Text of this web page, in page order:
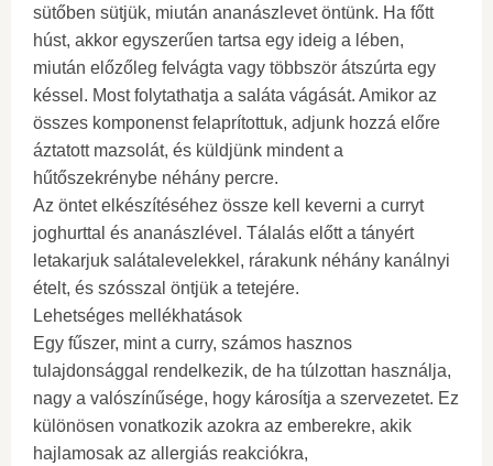
sütőben sütjük, miután ananászlevet öntünk. Ha főtt
húst, akkor egyszerűen tartsa egy ideig a lében,
miután előzőleg felvágta vagy többször átszúrta egy
késsel. Most folytathatja a saláta vágását. Amikor az
összes komponenst felaprítottuk, adjunk hozzá előre
áztatott mazsolát, és küldjünk mindent a
hűtőszekrénybe néhány percre.
Az öntet elkészítéséhez össze kell keverni a curryt
joghurttal és ananászlével. Tálalás előtt a tányért
letakarjuk salátalevelekkel, rárakunk néhány kanálnyi
ételt, és szósszal öntjük a tetejére.
Lehetséges mellékhatások
Egy fűszer, mint a curry, számos hasznos
tulajdonsággal rendelkezik, de ha túlzottan használja,
nagy a valószínűsége, hogy károsítja a szervezetet. Ez
különösen vonatkozik azokra az emberekre, akik
hajlamosak az allergiás reakciókra,